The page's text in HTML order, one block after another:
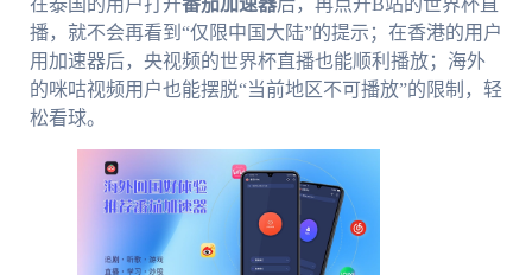
在泰国的用户打开番茄加速器后，再点开B站的世界杯直
播，就不会再看到“仅限中国大陆”的提示；在香港的用户
用加速器后，央视频的世界杯直播也能顺利播放；海外
的咪咕视频用户也能摆脱“当前地区不可播放”的限制，轻
松看球。